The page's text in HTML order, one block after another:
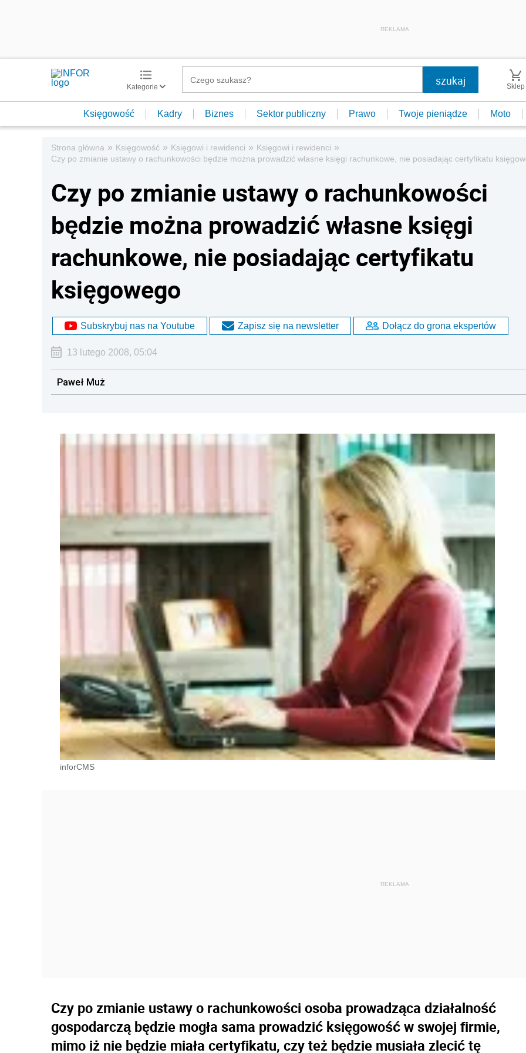
REKLAMA
Kategorie Sklep
Księgowość Kadry Biznes Sektor publiczny Prawo Twoje pieniądze Moto
Strona główna » Księgowość » Księgowi i rewidenci » Księgowi i rewidenci »
Czy po zmianie ustawy o rachunkowości będzie można prowadzić własne księgi rachunkowe, nie posiadając certyfikatu
Czy po zmianie ustawy o rachunkowości
będzie można prowadzić własne księgi
rachunkowe, nie posiadając certyfikatu
księgowego
Subskrybuj nas na Youtube Zapisz się na newsletter Dołącz do grona ekspertów
13 lutego 2008, 05:04
Paweł Muż
inforCMS
Czy po zmianie ustawy o rachunkowości osoba prowadząca działalność
gospodarczą będzie mogła sama prowadzić księgowość w swojej firmie,
mimo iż nie będzie miała certyfikatu, czy też będzie musiała zlecić tę